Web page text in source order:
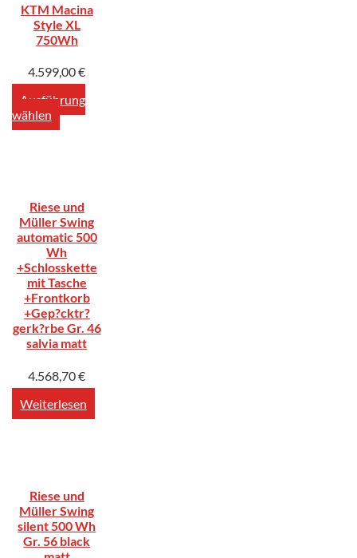
KTM Macina
Style XL
750Wh
4.599,00€
Ausführung
wählen
Riese und
Müller Swing
automatic 500
Wh
+Schlosskette
mit Tasche
+Frontkorb
+Gep?cktr?
gerk?rbe Gr. 46
salvia matt
4.568,70€
Weiterlesen
Riese und
Müller Swing
silent 500 Wh
Gr. 56 black